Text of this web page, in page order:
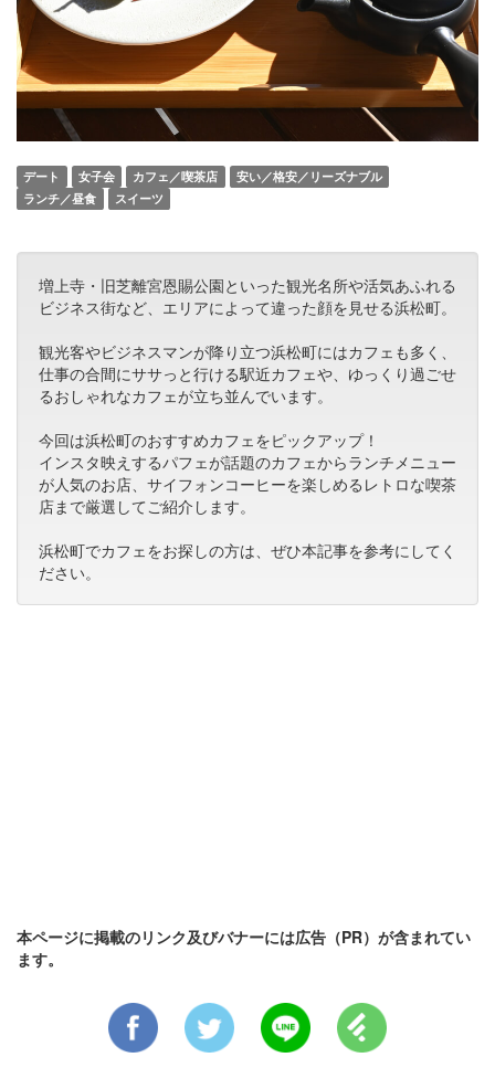
デート 女子会 カフェ／喫茶店
安い／格安／リーズナブル
ランチ／昼食
スイーツ
増上寺・旧芝離宮恩賜公園といった観光名所や活気あふれる
ビジネス街など、エリアによって違った顔を見せる浜松町。
観光客やビジネスマンが降り立つ浜松町にはカフェも多く、
仕事の合間にササっと行ける駅近カフェや、ゆっくり過ごせ
るおしゃれなカフェが立ち並んでいます。
今回は浜松町のおすすめカフェをピックアップ！
インスタ映えするパフェが話題のカフェからランチメニュー
が人気のお店、サイフォンコーヒーを楽しめるレトロな喫茶
店まで厳選してご紹介します。
浜松町でカフェをお探しの方は、ぜひ本記事を参考にしてく
ださい。
本ページに掲載のリンク及びバナーには広告（PR）が含まれてい
ます。